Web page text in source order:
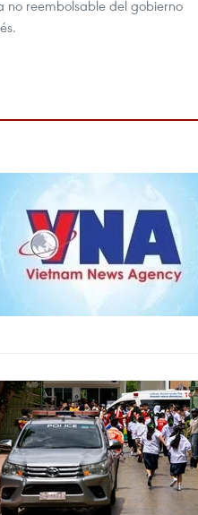
no reembolsable del gobierno